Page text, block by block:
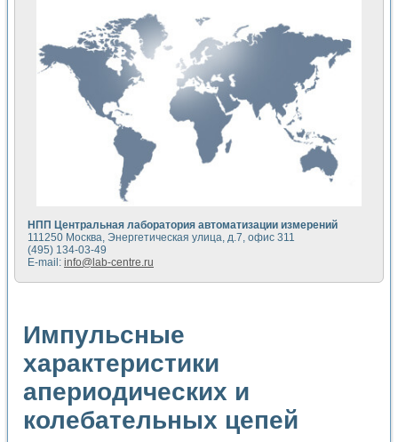
Разработка автоматизированного стенда для измерения
Применение среды LabVIEW для построения картины
Портативная система для определения показателей
Использование LabVIEW для управления источником
Устройство для снятия вольт-амперных характеристик
Передовые научные технологии: нано-, фемто-,
Автоматизированная установка по измерению временных
Автоматизированный лабораторный комплекс на базе
Визуализация моделирования и оптимизации тепловой
Виртуальный прибор для исследования функциональных
Исследование возможности создания экономичного
Исследование кинетики движения макрочастиц в
Метод прогнозирования свойств дисперсных продуктов
Недорогая система управления сверхпроводящим
Применение технологий NI в курсе экспериментальной
Расчет переноса аэрозоля и выпадения осадка в
Применение NI VISION для геометрического анализа в
Управление движением с помощью программно -
Определение параметров всплывающих газовых
Система управления асинхронным тиристорным
Лазерный профилометр
Применение средств NATIONAL INSTRUMENTS для
НПП Центральная лаборатория автоматизации измерений
111250 Москва, Энергетическая улица, д.7, офис 311
(495) 134-03-49
E-mail: info@lab-centre.ru
Импульсные
характеристики
апериодических и
колебательных цепей